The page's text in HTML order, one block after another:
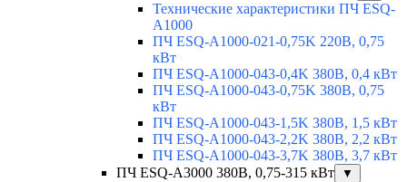
Технические характеристики ПЧ ESQ-
A1000
ПЧ ESQ-A1000-021-0,75K 220В, 0,75
кВт
ПЧ ESQ-A1000-043-0,4K 380В, 0,4 кВт
ПЧ ESQ-A1000-043-0,75K 380В, 0,75
кВт
ПЧ ESQ-A1000-043-1,5K 380В, 1,5 кВт
ПЧ ESQ-A1000-043-2,2K 380В, 2,2 кВт
ПЧ ESQ-A1000-043-3,7K 380В, 3,7 кВт
ПЧ ESQ-A3000 380В, 0,75-315 кВт
▼